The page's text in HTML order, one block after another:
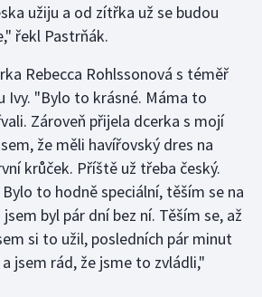
užiju a od zítřka už se budou
řekl Pastrňák.
Rebecca Rohlssonová s téměř
Ivy. "Bylo to krásné. Máma to
Zároveň přijela dcerka s mojí
že měli havířovský dres na
krůček. Příště už třeba český.
to hodně speciální, těším se na
byl pár dní bez ní. Těším se, až
si to užil, posledních pár minut
jsem rád, že jsme to zvládli,"